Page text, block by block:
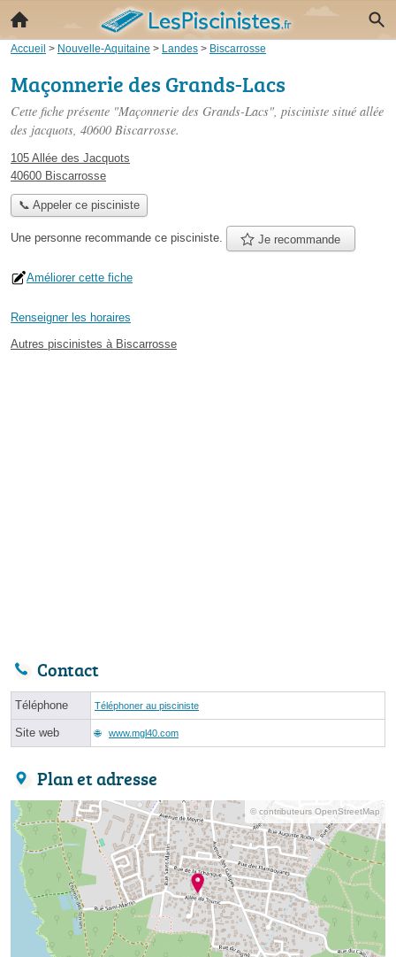
Accueil > Nouvelle-Aquitaine > Landes > Biscarrosse
Maçonnerie des Grands-Lacs
Cette fiche présente "Maçonnerie des Grands-Lacs", pisciniste situé allée
des jacquots, 40600 Biscarrosse.
105 Allée des Jacquots
40600 Biscarrosse
📞 Appeler ce pisciniste
Une personne recommande ce pisciniste. Je recommande
Améliorer cette fiche
Renseigner les horaires
Autres piscinistes à Biscarrosse
Contact
Téléphone Téléphoner au pisciniste
Site web www.mgl40.com
Plan et adresse
© contributeurs OpenStreetMap